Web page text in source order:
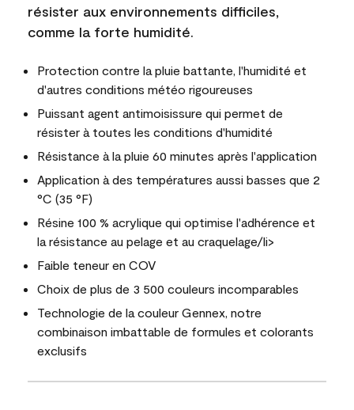
résister aux environnements difficiles,
comme la forte humidité.
Protection contre la pluie battante, l'humidité et
d'autres conditions météo rigoureuses
Puissant agent antimoisissure qui permet de
résister à toutes les conditions d'humidité
Résistance à la pluie 60 minutes après l'application
Application à des températures aussi basses que 2
°C (35 °F)
Résine 100 % acrylique qui optimise l'adhérence et
la résistance au pelage et au craquelage/li>
Faible teneur en COV
Choix de plus de 3 500 couleurs incomparables
Technologie de la couleur Gennex, notre
combinaison imbattable de formules et colorants
exclusifs